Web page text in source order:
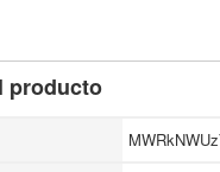
producto